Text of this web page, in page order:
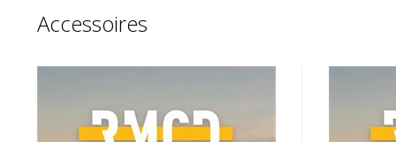
Accessoires